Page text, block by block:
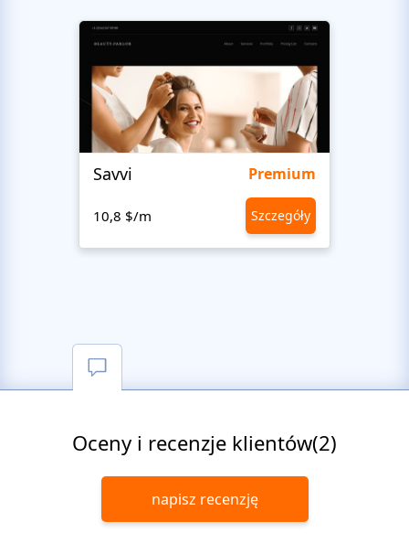
Savvi Premium
10,8 $/m Szczegóły
Oceny i recenzje klientów(2)
napisz recenzję